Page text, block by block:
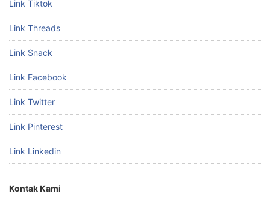
Link Tiktok
Link Threads
Link Snack
Link Facebook
Link Twitter
Link Pinterest
Link Linkedin
Kontak Kami